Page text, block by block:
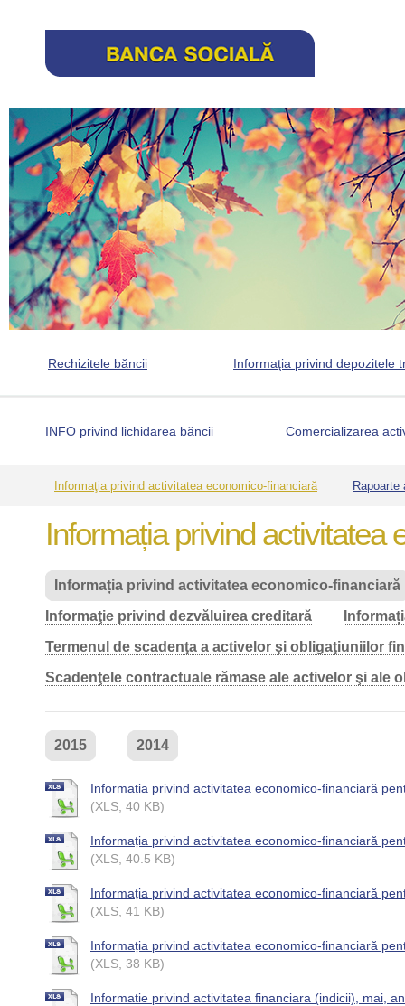
Rechizitele băncii Informaţia privind depozitele
INFO privind lichidarea băncii Comercializarea
Informaţia privind activitatea economico-financiară Rapoarte
Informația privind activitatea
Informația privind activitatea economico-financiară
Informaţie privind dezvăluirea creditară
Termenul de scadenţa a activelor şi obligaţiuniilor
Scadenţele contractuale rămase ale activelor şi ale
2015 2014
Informația privind activitatea economico-financiară
(XLS, 40 KB)
Informația privind activitatea economico-financiară
(XLS, 40.5 KB)
Informația privind activitatea economico-financiară
(XLS, 41 KB)
Informația privind activitatea economico-financiară
(XLS, 38 KB)
Informatie privind activitatea financiara (indicii), mai,